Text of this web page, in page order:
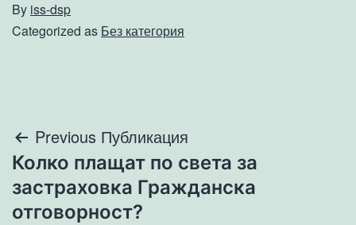
By iss-dsp
Categorized as Без категория
Навигация
Previous Публикация
Колко плащат по света за
застраховка Гражданска
отговорност?